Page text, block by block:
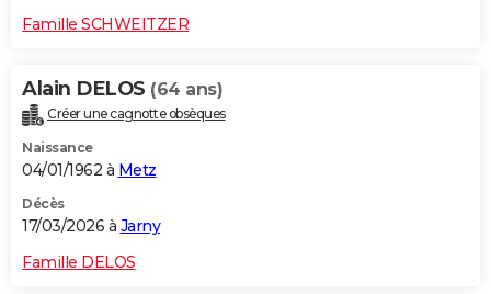
Famille SCHWEITZER
Alain DELOS (64 ans)
Créer une cagnotte obsèques
Naissance
04/01/1962 à Metz
Décès
17/03/2026 à Jarny
Famille DELOS